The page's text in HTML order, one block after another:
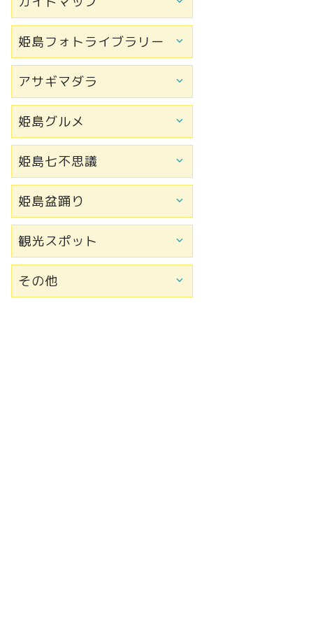
姫島フォトライブラリー
アサギマダラ
姫島グルメ
姫島七不思議
姫島盆踊り
観光スポット
その他